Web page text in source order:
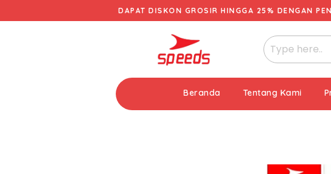
DAPAT DISKON GROSIR HINGGA 25% DENGAN
Beranda Tentang Kami